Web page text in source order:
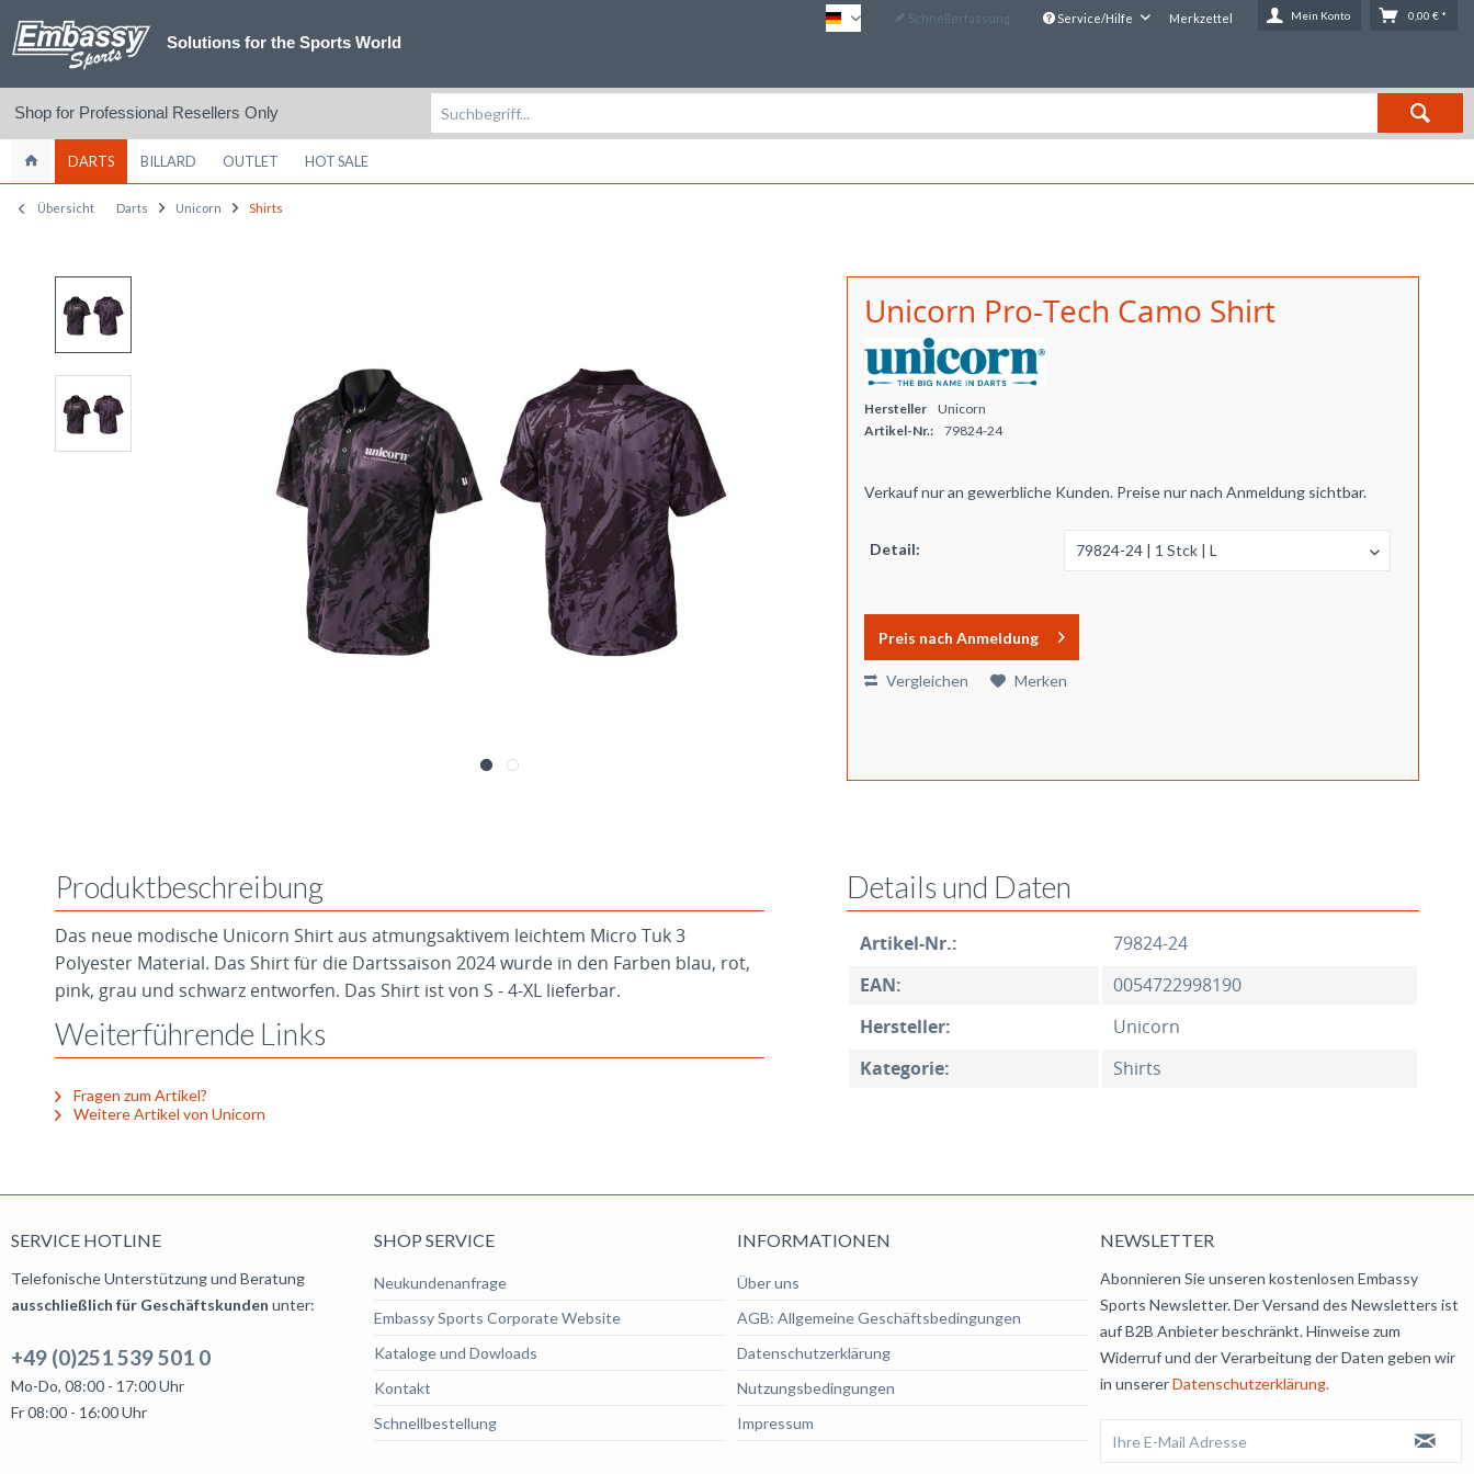
DE Schnellerfassung Service/Hilfe
Solutions for the Sports World
Merkzettel Mein Konto 0,00 € *
Shop for Professional Resellers Only
DARTS BILLARD OUTLET HOT SALE
Übersicht Darts Unicorn Shirts
Unicorn Pro-Tech Camo Shirt
Hersteller
Unicorn
Artikel-Nr.:
79824-24
Verkauf nur an gewerbliche Kunden. Preise nur nach Anmeldung sichtbar.
Detail:
Preis nach Anmeldung
Vergleichen Merken
Produktbeschreibung
Das neue modische Unicorn Shirt aus atmungsaktivem leichtem Micro Tuk 3
Polyester Material. Das Shirt für die Dartssaison 2024 wurde in den Farben blau, rot,
pink, grau und schwarz entworfen. Das Shirt ist von S - 4-XL lieferbar.
Weiterführende Links
Fragen zum Artikel?
Weitere Artikel von Unicorn
Details und Daten
Artikel-Nr.:
79824-24
EAN:
0054722998190
Hersteller:
Unicorn
Kategorie:
Shirts
SERVICE HOTLINE
Telefonische Unterstützung und Beratung
ausschließlich für Geschäftskunden unter:
+49 (0)251 539 501 0
Mo-Do, 08:00 - 17:00 Uhr
Fr 08:00 - 16:00 Uhr
SHOP SERVICE
Neukundenanfrage
Embassy Sports Corporate Website
Kataloge und Dowloads
Kontakt
Schnellbestellung
INFORMATIONEN
Über uns
AGB: Allgemeine Geschäftsbedingungen
Datenschutzerklärung
Nutzungsbedingungen
Impressum
NEWSLETTER
Abonnieren Sie unseren kostenlosen Embassy
Sports Newsletter. Der Versand des Newsletters ist
auf B2B Anbieter beschränkt. Hinweise zum
Widerruf und der Verarbeitung der Daten geben wir
in unsererDatenschutzerklärung.